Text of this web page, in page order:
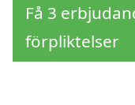
Få 3
förpliktelser